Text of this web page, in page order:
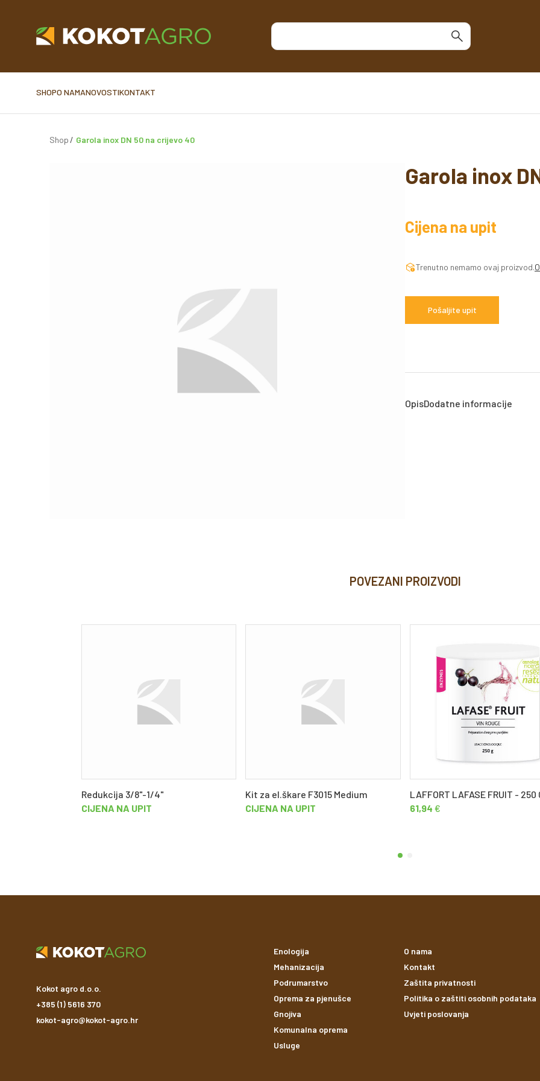
SHOPO NAMANOVOSTIKONTAKT
Shop Garola inox DN 50 na crijevo 40
Garola inox
Cijena na upit
Trenutno nemamo ovaj proizvod.
Pošaljite upit
OpisDodatne informacije
POVEZANI PROIZVODI
Redukcija 3/8"-1/4"
CIJENA NA UPIT
Kit za el.škare F3015 Medium
CIJENA NA UPIT
LAFFORT LAFASE FRUIT - 250
61,94 €
Kokot agro d.o.o.
+385 (1) 5616 370
kokot-agro@kokot-agro.hr
Enologija
Mehanizacija
Podrumarstvo
Oprema za pjenušce
Gnojiva
Komunalna oprema
Usluge
O nama
Kontakt
Zaštita privatnosti
Politika o zaštiti osobnih podataka
Uvjeti poslovanja